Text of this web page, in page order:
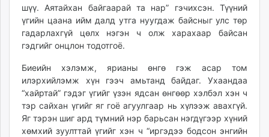
fact.mn
itoim.mn
tumen.mn
times.mn
tvmongolia.mn
mass.mn
unegui.mn
assa.mn
шүү. Аятайхан байгаарай та нар” гэчихсэн. Түүний
үгийн цаана ийм далд утга нуугдаж байсныг улс төр
гадарлахгүй цөлх нэгэн ч олж харахаар байсан
гэдгийг онцлон тодотгоё.
Биеийн хэлэмж, ярианы өнгө гэж асар том
илэрхийлэмж хүн гээч амьтанд байдаг. Ухаандаа
“хайртай” гэдэг үгийг үзэн ядсан өнгөөр хэлбэл хэн ч
тэр сайхан үгийг яг гоё агуулгаар нь хүлээж авахгүй.
Яг тэрэн шиг ард түмний нэр барьсан нэгдүгээр хүний
хөмхий зуулттай үгийг хэн ч “иргэдээ бодсон энгийн